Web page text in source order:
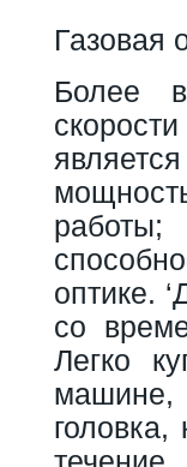
Газовая
Более
оптике.
со
Легко